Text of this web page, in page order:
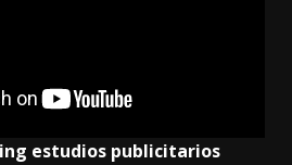
estudios publicitarios